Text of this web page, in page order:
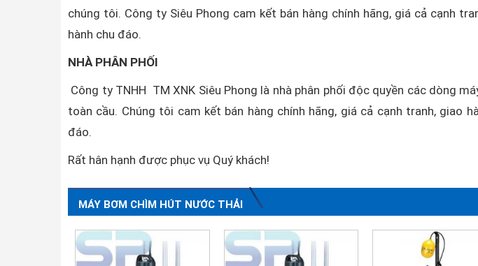
chúng tôi. Công ty Siêu Phong cam kết bán hàng chính hãng, giá cả cạnh
hành chu đáo.
NHÀ PHÂN PHỐI
Công ty TNHH TM XNK Siêu Phong là nhà phân phối độc quyền các dòng
toàn cầu. Chúng tôi cam kết bán hàng chính hãng, giá cả cạnh tranh, giao
đáo.
Rất hân hạnh được phục vụ Quý khách!
MÁY BƠM CHÌM HÚT NƯỚC THẢI